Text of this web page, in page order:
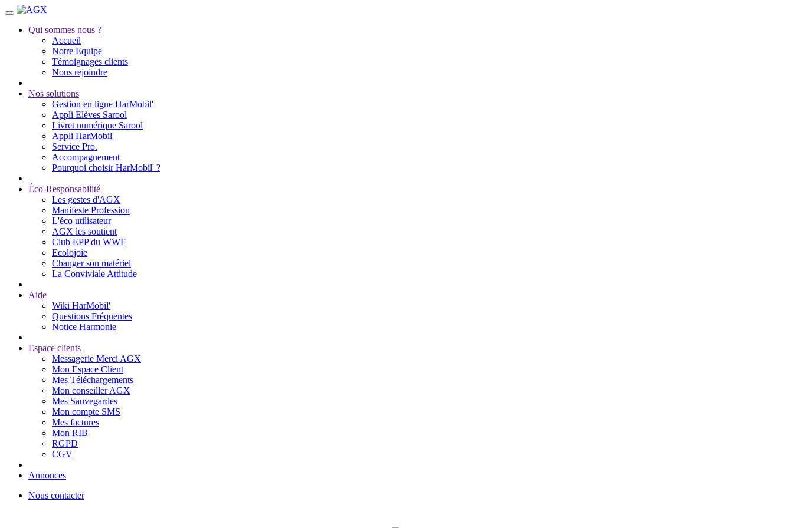
Qui sommes nous ?
Accueil
Notre Equipe
Témoignages clients
Nous rejoindre
Nos solutions
Gestion en ligne HarMobil'
Appli Elèves Sarool
Livret numérique Sarool
Appli HarMobil'
Service Pro.
Accompagnement
Pourquoi choisir HarMobil' ?
Éco-Responsabilité
Les gestes d'AGX
Manifeste Profession
L'éco utilisateur
AGX les soutient
Club EPP du WWF
Ecolojoie
Changer son matériel
La Conviviale Attitude
Aide
Wiki HarMobil'
Questions Fréquentes
Notice Harmonie
Espace clients
Messagerie Merci AGX
Mon Espace Client
Mes Téléchargements
Mon conseiller AGX
Mes Sauvegardes
Mon compte SMS
Mes factures
Mon RIB
RGPD
CGV
Annonces
Nous contacter